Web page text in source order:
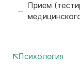
Прием
Психология